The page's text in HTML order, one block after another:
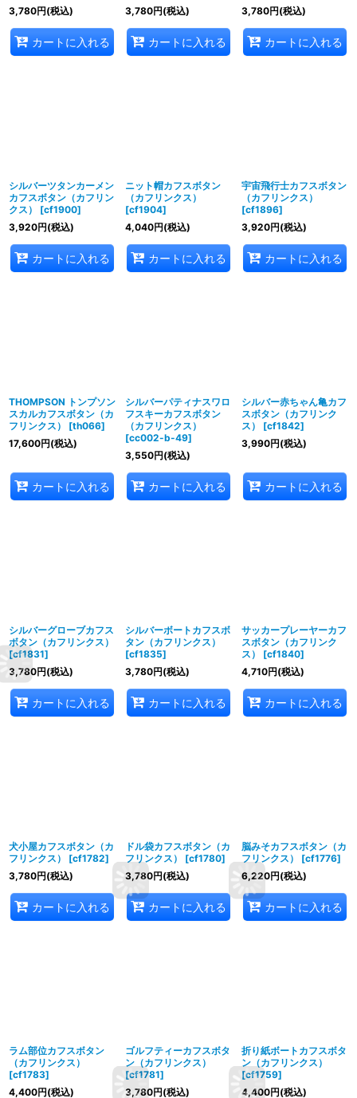
3,780円(税込)
カートに入れる
3,780円(税込)
カートに入れる
3,780円(税込)
カートに入れる
シルバーツタンカーメン
カフスボタン（カフリン
クス）
[cf1900]
3,920円(税込)
カートに入れる
ニット帽カフスボタン
（カフリンクス）
[cf1904]
4,040円(税込)
カートに入れる
宇宙飛行士カフスボタン
（カフリンクス）
[cf1896]
3,920円(税込)
カートに入れる
THOMPSON トンプソン
スカルカフスボタン（カ
フリンクス）
[th066]
17,600円(税込)
カートに入れる
シルバーパティナスワロ
フスキーカフスボタン
（カフリンクス）
[cc002-b-49]
3,550円(税込)
カートに入れる
シルバー赤ちゃん亀カフ
スボタン（カフリンク
ス）
[cf1842]
3,990円(税込)
カートに入れる
シルバーグローブカフス
ボタン（カフリンクス）
[cf1831]
3,780円(税込)
カートに入れる
シルバーボートカフスボ
タン（カフリンクス）
[cf1835]
3,780円(税込)
カートに入れる
サッカープレーヤーカフ
スボタン（カフリンク
ス）
[cf1840]
4,710円(税込)
カートに入れる
犬小屋カフスボタン（カ
フリンクス）
[cf1782]
3,780円(税込)
カートに入れる
ドル袋カフスボタン（カ
フリンクス）
[cf1780]
3,780円(税込)
カートに入れる
脳みそカフスボタン（カ
フリンクス）
[cf1776]
6,220円(税込)
カートに入れる
ラム部位カフスボタン
（カフリンクス）
[cf1783]
4,400円(税込)
ゴルフティーカフスボタ
ン（カフリンクス）
[cf1781]
3,780円(税込)
折り紙ボートカフスボタ
ン（カフリンクス）
[cf1759]
4,400円(税込)